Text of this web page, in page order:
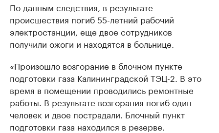
По данным следствия, в результате
происшествия погиб 55-летний рабочий
электростанции, еще двое сотрудников
получили ожоги и находятся в больнице.
«Произошло возгорание в блочном пункте
подготовки газа Калининградской ТЭЦ-2. В это
время в помещении проводились ремонтные
работы. В результате возгорания погиб один
человек и двое пострадали. Блочный пункт
подготовки газа находился в резерве.